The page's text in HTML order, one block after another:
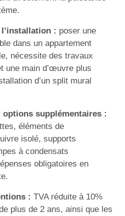
: poser une
dans un appartement
nécessite des travaux
une main d’œuvre plus
d’un split mural
options supplémentaires :
éléments de
isolé, supports
à condensats
obligatoires en
: TVA réduite à 10%
plus de 2 ans, ainsi que les